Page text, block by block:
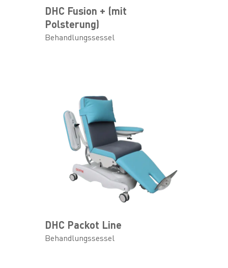
DHC Fusion + (mit
Polsterung)
Behandlungssessel
DHC Packot Line
Behandlungssessel